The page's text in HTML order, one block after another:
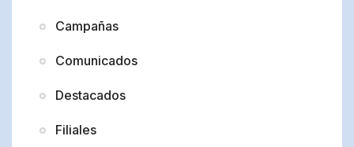
Campañas
Comunicados
Destacados
Filiales